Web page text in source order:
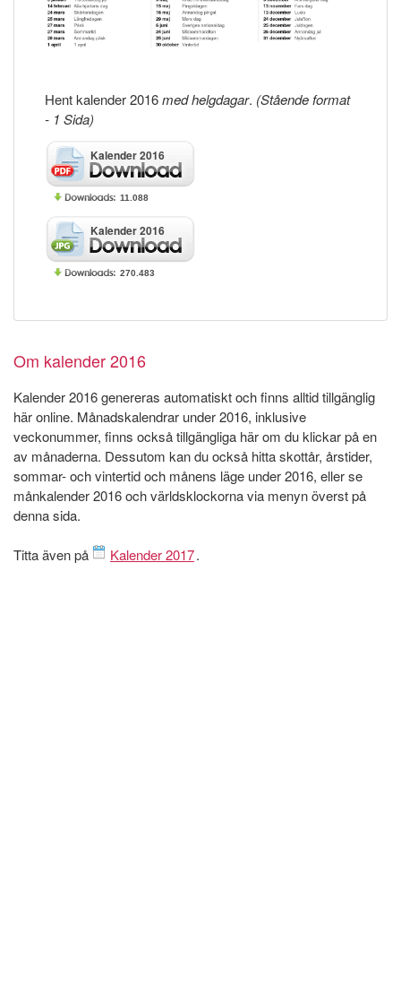
Hent kalender 2016med helgdagar. (Stående format
- 1 Sida)
Kalender 2016
11.088
Kalender 2016
270.483
Om kalender 2016
Kalender 2016 genereras automatiskt och finns alltid tillgänglig
här online. Månadskalendrar under 2016, inklusive
veckonummer, finns också tillgängliga här om du klickar på en
av månaderna. Dessutom kan du också hitta skottår, årstider,
sommar- och vintertid och månens läge under 2016, eller se
månkalender 2016 och världsklockorna via menyn överst på
denna sida.
Titta även på Kalender 2017.